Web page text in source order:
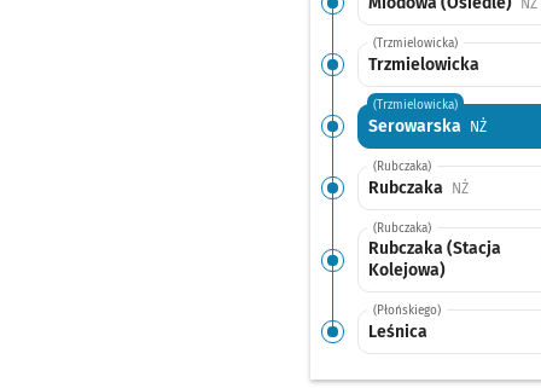
(Trzmielowicka)
Trzmielowicka
(Trzmielowicka)
Serowarska NŻ
(Rubczaka)
Rubczaka NŻPrzystanek
(Rubczaka)
Rubczaka (Stacja
Kolejowa)
(Płońskiego)
Leśnica